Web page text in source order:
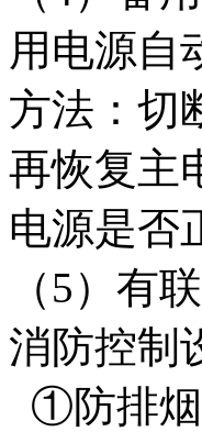
用电源自
方法：切
再恢复主
电源是否
（5）有
消防控制
①防排烟